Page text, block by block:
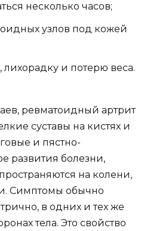
несколько часов;
узлов под кожей
и потерю веса.
ревматоидный артрит
суставы на кистях и
и пястно-
развития болезни,
на колени,
Симптомы обычно
в одних и тех же
тела. Это свойство